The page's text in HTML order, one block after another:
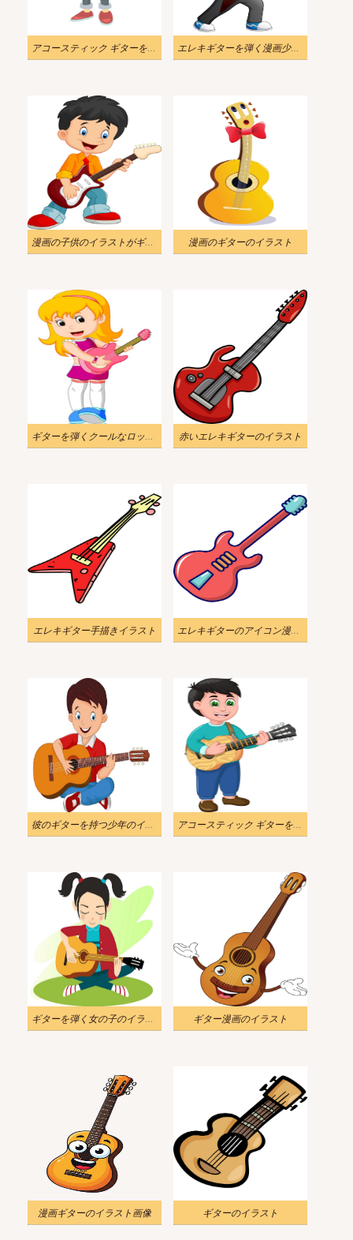
アコースティック ギターを歌い、演奏する少年のイラスト エレキギターを弾く漫画少年のイラスト
漫画の子供のイラストがギターを弾く 漫画のギターのイラスト
ギターを弾くクールなロック スターの女の子のイラスト 赤いエレキギターのイラスト
エレキギター手描きイラスト エレキギターのアイコン漫画のスタイルのイラスト
彼のギターを持つ少年のイラスト アコースティック ギターを持つ面白い男の子のイラスト
ギターを弾く女の子のイラスト ギター漫画のイラスト
漫画ギターのイラスト画像 ギターのイラスト